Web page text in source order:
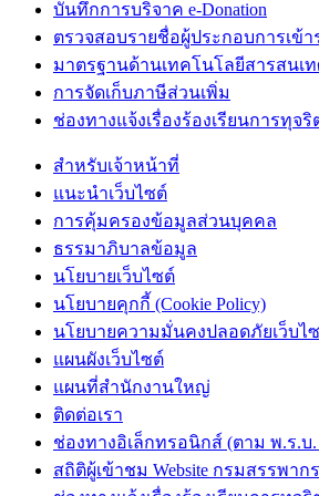
บันทึกการบริจาค e-Donation
ตรวจสอบรายชื่อผู้ประกอบการเข้าร
มาตรฐานด้านเทคโนโลยีสารสนเ
การจัดเก็บภาษีส่วนเพิ่ม
ช่องทางแจ้งเรื่องร้องเรียนการทุ
สำหรับเจ้าหน้าที่
แนะนำเว็บไซต์
การคุ้มครองข้อมูลส่วนบุคคล
ธรรมาภิบาลข้อมูล
นโยบายเว็บไซต์
นโยบายคุกกี้ (Cookie Policy)
นโยบายความมั่นคงปลอดภัยเว็บไ
แผนผังเว็บไซต์
แผนที่สำนักงานใหญ่
ติดต่อเรา
ช่องทางอิเล็กทรอนิกส์ (ตาม พ.ร.บ.
สถิติผู้เข้าชม Website กรมสรรพากร